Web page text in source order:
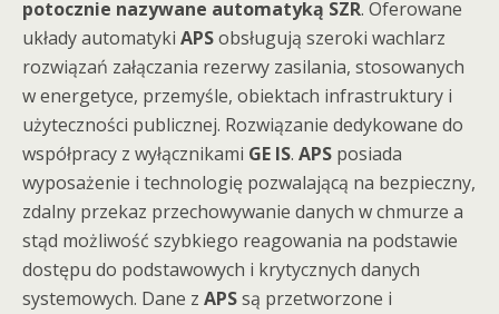
potocznie nazywane automatyką SZR. Oferowane
układy automatyki APSobsługują szeroki wachlarz
rozwiązań załączania rezerwy zasilania, stosowanych
w energetyce, przemyśle, obiektach infrastruktury i
użyteczności publicznej. Rozwiązanie dedykowane do
współpracy z wyłącznikami GE IS. APS posiada
wyposażenie i technologię pozwalającą na bezpieczny,
zdalny przekaz przechowywanie danych w chmurze a
stąd możliwość szybkiego reagowania na podstawie
dostępu do podstawowych i krytycznych danych
systemowych. Dane z APSsą przetworzone i